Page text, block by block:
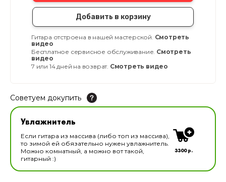
Добавить в корзину
Гитара отстроена в нашей мастерской. Смотреть
видео
Бесплатное сервисное обслуживание. Смотреть
видео
7 или 14 дней на возврат. Смотреть видео
Советуем докупить
Увлажнитель для музыкальных инструментов
В наличии
Увлажнитель
Если гитара из массива (либо топ из массива),
то зимой ей обязательно нужен увлажнитель.
Можно комнатный, а можно вот такой,
гитарный :)
3300 р.